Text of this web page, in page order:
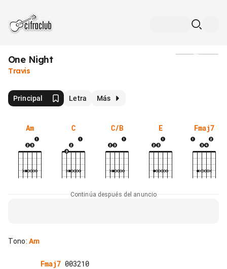
One Night
Travis
Principal Letra Más
Am C C/B E Fmaj7
Continúa después del anuncio
Tono: Am
Fmaj7